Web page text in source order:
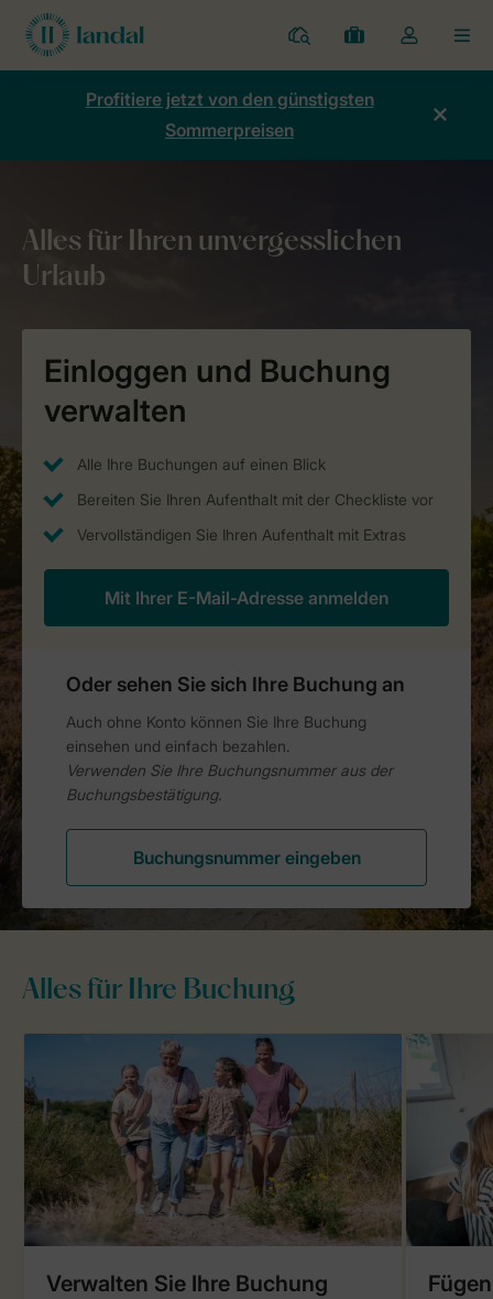
Ferienparks
Meine
Buchungen
Dropdown-
Menü
Kontos
Profitiere jetzt von den günstigsten
Sommerpreisen
Alles für Ihre Buchung
Verwalten Sie Ihre Buchung